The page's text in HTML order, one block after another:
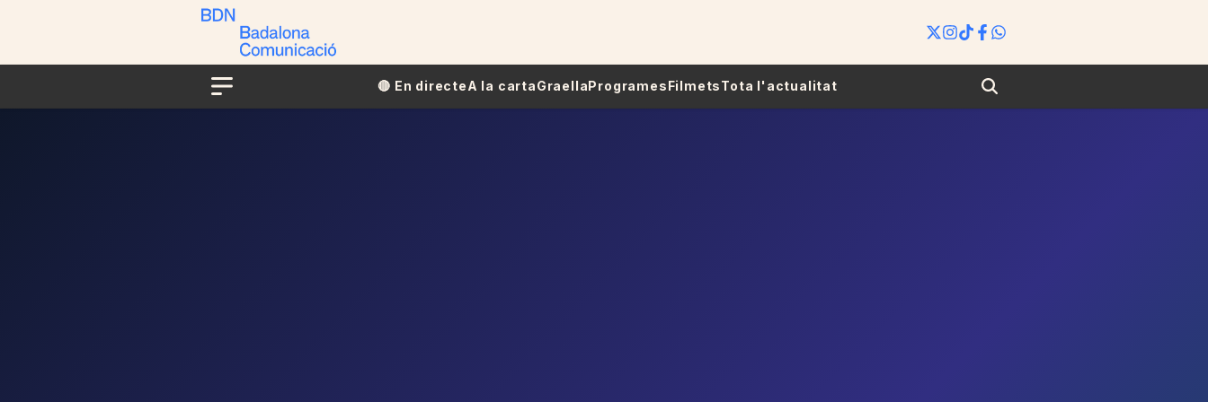
Menu
🔴​​ En directeA la cartaGraellaProgramesFilmetsTota l'actualitat Search